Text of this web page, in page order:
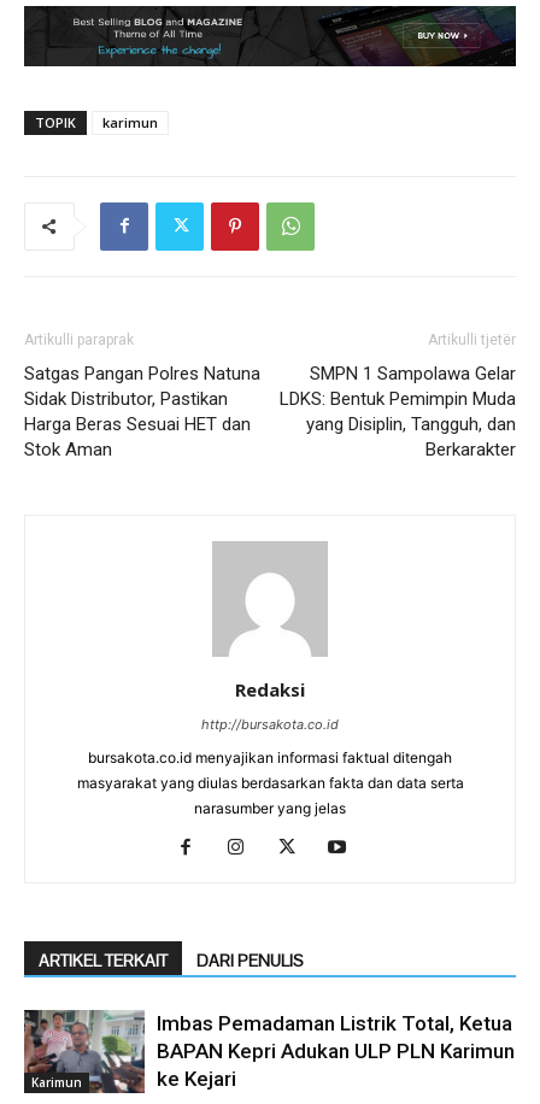
TOPIK karimun
Artikulli paraprak
Satgas Pangan Polres Natuna
Sidak Distributor, Pastikan
Harga Beras Sesuai HET dan
Stok Aman
Artikulli tjetër
SMPN 1 Sampolawa Gelar
LDKS: Bentuk Pemimpin Muda
yang Disiplin, Tangguh, dan
Berkarakter
Redaksi
http://bursakota.co.id
bursakota.co.id menyajikan informasi faktual ditengah
masyarakat yang diulas berdasarkan fakta dan data serta
narasumber yang jelas
ARTIKEL TERKAIT DARI PENULIS
Karimun
Imbas Pemadaman Listrik Total, Ketua
BAPAN Kepri Adukan ULP PLN Karimun
ke Kejari